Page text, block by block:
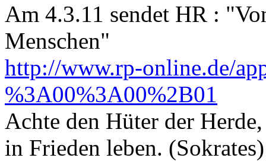
Am 4.3.11 sendet HR :
Menschen"
http://www.rp-online.de/
%3A00%3A00%2B01
Achte den Hüter der
in Frieden leben. (Sokrates)